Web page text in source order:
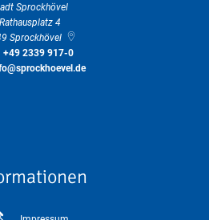
Sprockhövel
Rathausplatz 4
Sprockhövel
+49 2339 917-0